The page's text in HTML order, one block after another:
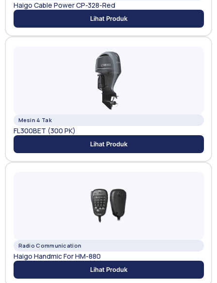
Haigo Cable Power CP-328-Red
Lihat Produk
Mesin 4 Tak
FL300BET (300 PK)
Lihat Produk
Radio Communication
Haigo Handmic For HM-880
Lihat Produk